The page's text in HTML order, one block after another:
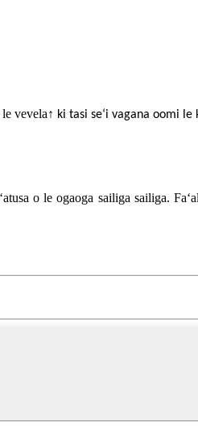
vevela↑ ki tasi seʻi vagana oomi
o le ogaoga sailiga sailiga.